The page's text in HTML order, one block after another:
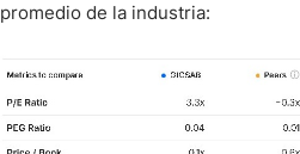
promedio de la industria: